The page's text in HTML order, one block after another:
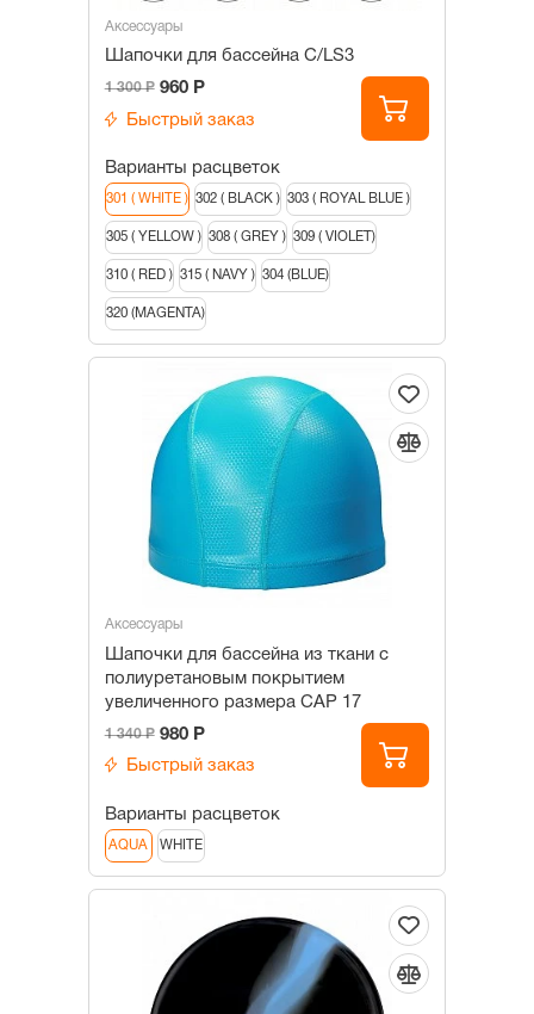
Аксессуары
Шапочки для бассейна С/LS3
1 300 Р 960 Р
Быстрый заказ
Варианты расцветок
301 ( WHITE ) 302 ( BLACK ) 303 ( ROYAL BLUE )
305 ( YELLOW ) 308 ( GREY ) 309 ( VIOLET)
310 ( RED ) 315 ( NAVY ) 304 (BLUE)
320 (MAGENTA)
Аксессуары
Шапочки для бассейна из ткани c
полиуретановым покрытием
увеличенного размера САР 17
1 340 Р 980 Р
Быстрый заказ
Варианты расцветок
AQUA WHITE